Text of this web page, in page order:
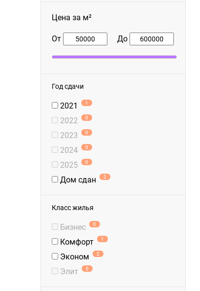
Цена за м²
От До
Год сдачи
2021 1
2022 0
2023 0
2024 0
2025 0
Дом сдан 2
Класс жилья
Бизнес 0
Комфорт 1
Эконом 2
Элит 0